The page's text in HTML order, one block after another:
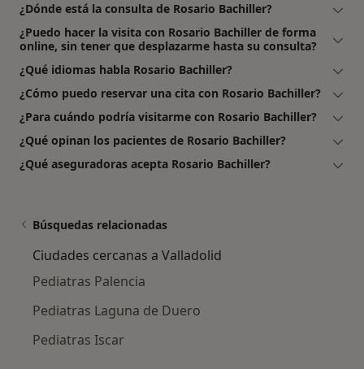
¿Dónde está la consulta de Rosario Bachiller?
¿Puedo hacer la visita con Rosario Bachiller de forma
online, sin tener que desplazarme hasta su consulta?
¿Qué idiomas habla Rosario Bachiller?
¿Cómo puedo reservar una cita con Rosario Bachiller?
¿Para cuándo podría visitarme con Rosario Bachiller?
¿Qué opinan los pacientes de Rosario Bachiller?
¿Qué aseguradoras acepta Rosario Bachiller?
Búsquedas relacionadas
Ciudades cercanas a Valladolid
Pediatras Palencia
Pediatras Laguna de Duero
Pediatras Iscar